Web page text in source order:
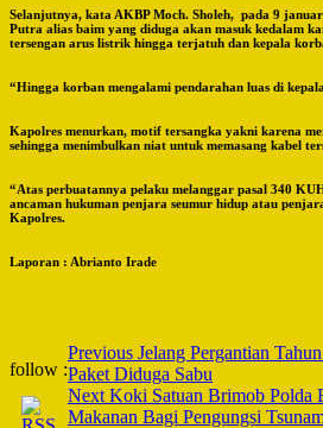
Selanjutnya, kata AKBP Moch. Sholeh, pada 9
Putra alias baim yang diduga akan masuk kedalam
tersengan arus listrik hingga terjatuh dan kepala
“Hingga korban mengalami pendarahan luas di
Kapolres menurkan, motif tersangka yakni karena
sehingga menimbulkan niat untuk memasang kabel
“Atas perbuatannya pelaku melanggar pasal 340
ancaman hukuman penjara seumur hidup atau
Kapolres.
Laporan : Abrianto Irade
follow :
Post
Navigation
Previous Jelang Pergantian
Paket Diduga Sabu
Next Koki Satuan Brimob Polda
Makanan Bagi Pengungsi